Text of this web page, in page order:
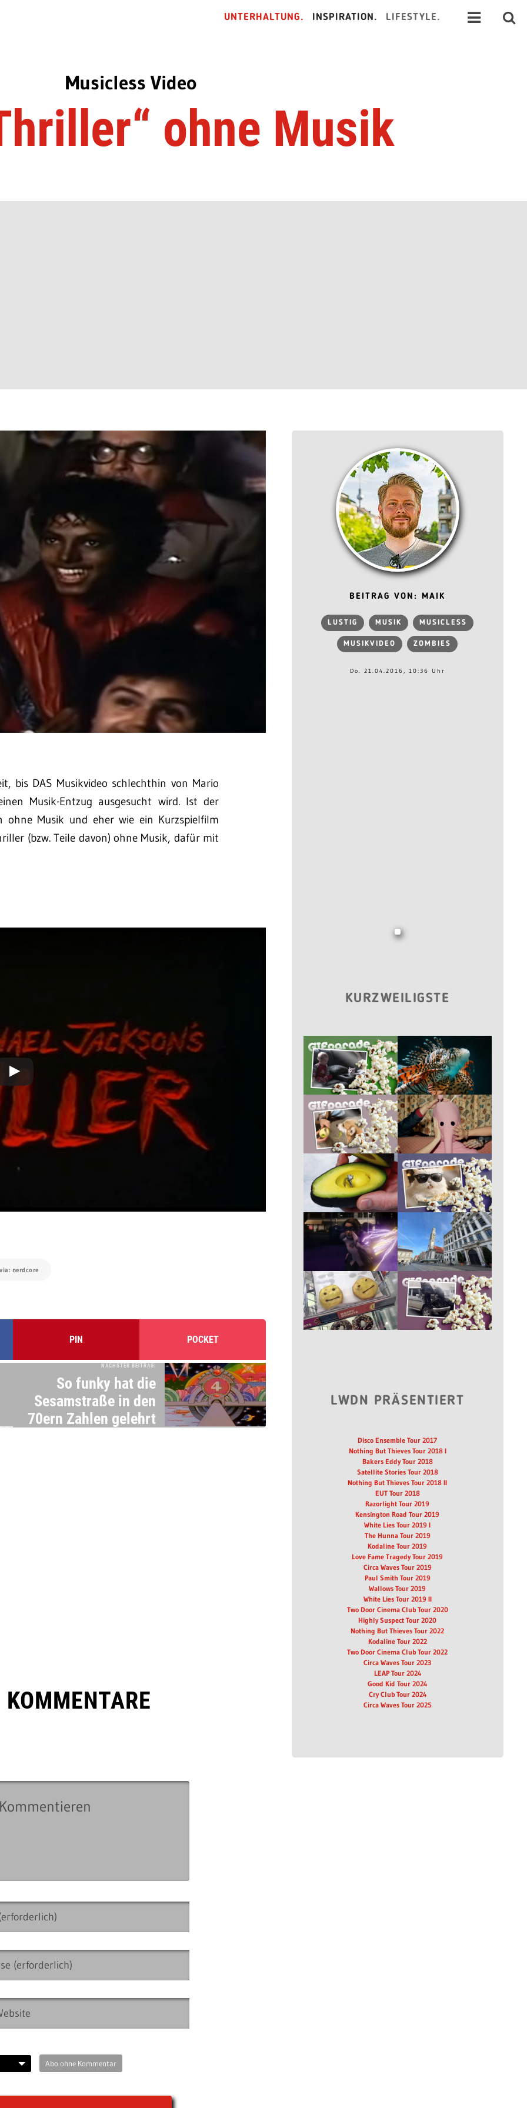
UNTERHALTUNG. INSPIRATION. LIFESTYLE.
Musicless Video
ohne Musik
bis DAS Musikvideo schlechthin von Mario
Musik-Entzug ausgesucht wird. Ist der
Musik und eher wie ein Kurzspielfilm
(bzw. Teile davon) ohne Musik, dafür mit
nerdcore
PIN POCKET
NÄCHSTER BEITRAG:
So funky hat die
Sesamstraße in den
70ern Zahlen gelehrt
Abo ohne Kommentar
BEITRAG VON: MAIK
LUSTIG MUSIK MUSICLESS
MUSIKVIDEO ZOMBIES
Do. 21.04.2016, 10:36 Uhr
KURZWEILIGSTE
LWDN PRÄSENTIERT
Disco Ensemble Tour 2017
Nothing But Thieves Tour 2018 I
Bakers Eddy Tour 2018
Satellite Stories Tour 2018
Nothing But Thieves Tour 2018 II
EUT Tour 2018
Razorlight Tour 2019
Kensington Road Tour 2019
White Lies Tour 2019 I
The Hunna Tour 2019
Kodaline Tour 2019
Love Fame Tragedy Tour 2019
Circa Waves Tour 2019
Paul Smith Tour 2019
Wallows Tour 2019
White Lies Tour 2019 II
Two Door Cinema Club Tour 2020
Highly Suspect Tour 2020
Nothing But Thieves Tour 2022
Kodaline Tour 2022
Two Door Cinema Club Tour 2022
Circa Waves Tour 2023
LEAP Tour 2024
Good Kid Tour 2024
Cry Club Tour 2024
Circa Waves Tour 2025